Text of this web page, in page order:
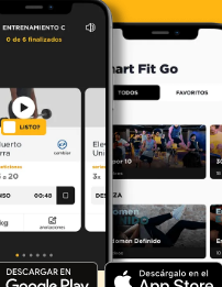
ahora lo Smart Fit App